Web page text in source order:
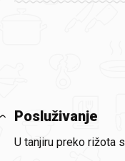
Posluživanje
U tanjiru preko rižota